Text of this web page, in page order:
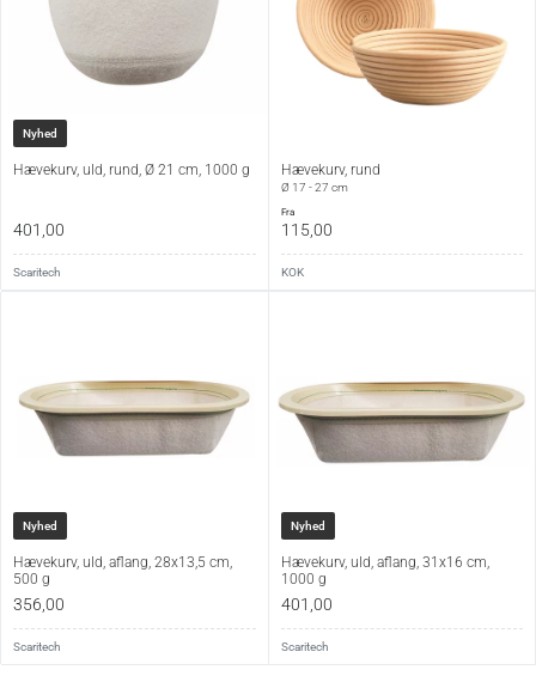
Nyhed
Hævekurv, uld, rund, Ø 21 cm, 1000 g
401,00
Scaritech
Hævekurv, rund
Ø 17 - 27 cm
fra
115,00
KOK
Nyhed
Hævekurv, uld, aflang, 28x13,5 cm,
500 g
356,00
Scaritech
Nyhed
Hævekurv, uld, aflang, 31x16 cm,
1000 g
401,00
Scaritech